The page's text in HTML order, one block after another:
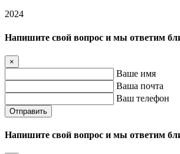
2024
Напишите свой вопрос и мы ответим
×
Ваше имя
Ваша почта
Ваш телефон
Отправить
Напишите свой вопрос и мы ответим